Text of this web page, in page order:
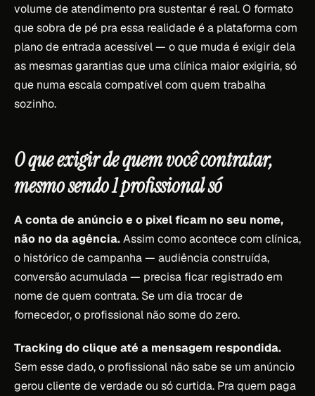
volume de atendimento pra sustentar é real. O formato
que sobra de pé pra essa realidade é a plataforma com
plano de entrada acessível — o que muda é exigir dela
as mesmas garantias que uma clínica maior exigiria, só
que numa escala compatível com quem trabalha
sozinho.
O que exigir de quem você contratar,
mesmo sendo 1 profissional só
A conta de anúncio e o pixel ficam no seu nome,
não no da agência.Assim como acontece com clínica,
o histórico de campanha — audiência construída,
conversão acumulada — precisa ficar registrado em
nome de quem contrata. Se um dia trocar de
fornecedor, o profissional não some do zero.
Tracking do clique até a mensagem respondida.
Sem esse dado, o profissional não sabe se um anúncio
gerou cliente de verdade ou só curtida. Pra quem paga